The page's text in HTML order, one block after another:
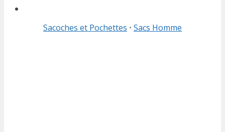
Sacoches et Pochettes • Sacs Homme